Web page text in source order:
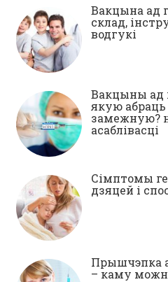
Вакцына ад
склад,
водгукі
Вакцыны ад
якую
замежную?
асаблівасці
Сімптомы
дзяцей і
Прышчэпка
– каму